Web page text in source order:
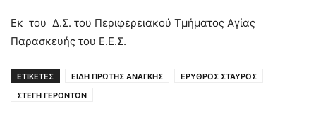
Εκ του Δ.Σ. του Περιφερειακού Τμήματος Αγίας
Παρασκευής του Ε.Ε.Σ.
ΕΤΙΚΕΤΕΣ ΕΙΔΗ ΠΡΩΤΗΣ ΑΝΑΓΚΗΣ
ΕΡΥΘΡΟΣ ΣΤΑΥΡΟΣ
ΣΤΕΓΗ ΓΕΡΟΝΤΩΝ